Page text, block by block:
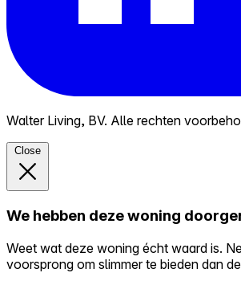
Walter Living, BV. Alle rechten
Close
We hebben deze woning
Weet wat deze woning écht waard is.
voorsprong om slimmer te bieden dan